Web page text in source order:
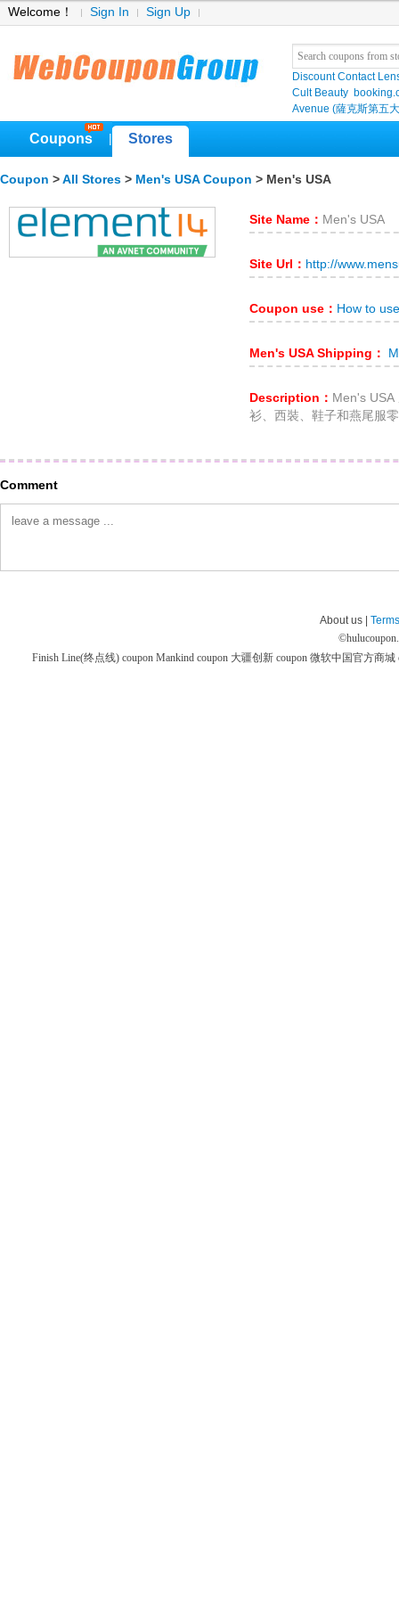
Welcome！ Sign In Sign Up
Discount Contact
Cult Beauty
Avenue (薩克斯第五
Coupons Stores
Coupon > All Stores > Men's USA Coupon > Men's USA
Site Name： Men's USA
Site Url： http://
Coupon use： How to
Men's USA Shipping：
Description： Men's
衫、西裝、鞋子和燕尾服
Comment
About us |
©
Finish Line(终点线) coupon Mankind coupon 大疆创新 coupon 微软中国官方商城